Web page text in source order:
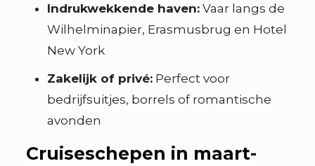
Indrukwekkende haven:Vaar langs de
Wilhelminapier, Erasmusbrug en Hotel
New York
Zakelijk of privé:Perfect voor
bedrijfsuitjes, borrels of romantische
avonden
Cruiseschepen in maart-